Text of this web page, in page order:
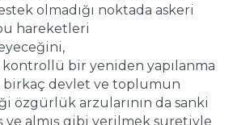
olmadığı noktada askeri
hareketleri
kontrollü bir yeniden yapılanma
birkaç devlet ve toplumun
özgürlük arzularının da sanki
ve almış gibi verilmek suretiyle